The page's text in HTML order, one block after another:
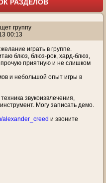
РАЗДЕЛОВ
группу
00:13
играть в группе.
блюз, блюз-рок, хард-блюз,
прочую приятную и не слишком
и небольшой опыт игры в
звукоизвлечения,
Могу записать демо.
alexander_creed и звоните